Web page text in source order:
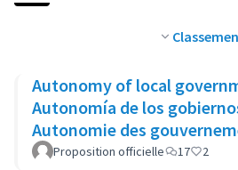
Autonomy of local
Autonomía de los
Autonomie des
Proposition officielle 17 2